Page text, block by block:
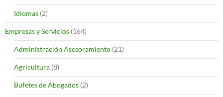
Idiomas (2)
Empresas y Servicios (164)
Administración Asesoramiento (21)
Agricultura (8)
Bufetes de Abogados (2)